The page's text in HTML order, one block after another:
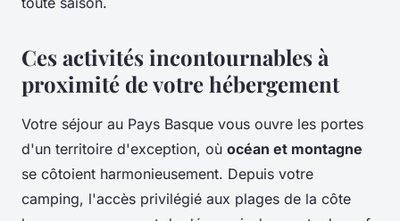
Ces activités incontournables à
proximité de votre hébergement
Votre séjour au Pays Basque vous ouvre les portes
d'un territoire d'exception, où océan et montagne
se côtoient harmonieusement. Depuis votre
camping, l'accès privilégié aux plages de la côte